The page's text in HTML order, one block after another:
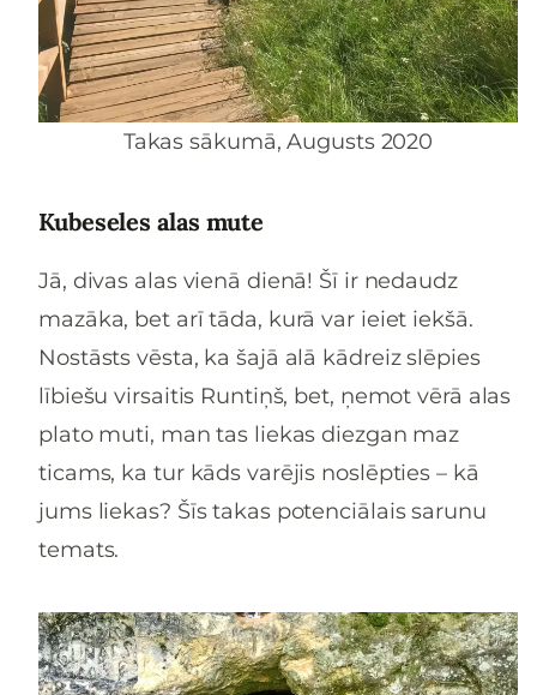
Takas sākumā, Augusts 2020
Kubeseles alas mute
Jā, divas alas vienā dienā! Šī ir nedaudz
mazāka, bet arī tāda, kurā var ieiet iekšā.
Nostāsts vēsta, ka šajā alā kādreiz slēpies
lībiešu virsaitis Runtiņš, bet, ņemot vērā alas
plato muti, man tas liekas diezgan maz
ticams, ka tur kāds varējis noslēpties – kā
jums liekas? Šīs takas potenciālais sarunu
temats.